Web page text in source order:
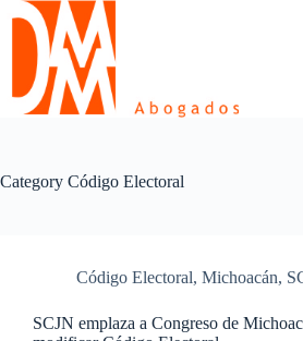
Skip
content
Category Código Electoral
Código Electoral, Michoacán,
SCJN emplaza a Congreso de